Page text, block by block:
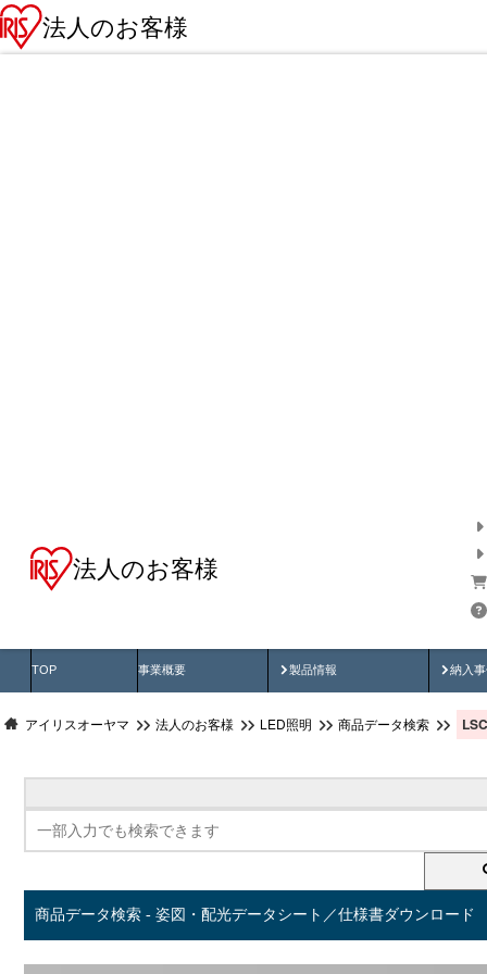
法人のお客様
法人のお客様
TOP 事業概要 製品情報
製品動画 納入
納
アイリスオーヤマ 法人のお客様 LED照明 商品データ検索
商品データ検索 - 姿図・配光データシート／仕様書ダウンロード